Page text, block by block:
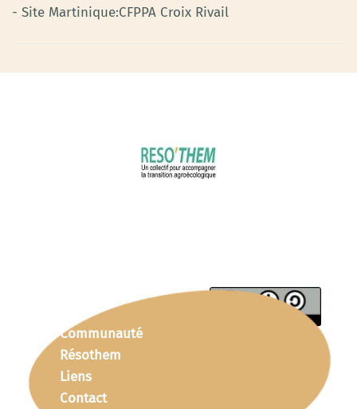
- Site Martinique:CFPPA Croix Rivail
Communauté
Résothem
Liens
Contact